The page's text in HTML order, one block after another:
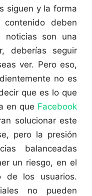
siguen y la forma
deben
noticias son una
deberías seguir
ver. Pero eso,
no es
que es lo que
en que Facebook
solucionar este
pero la presión
balanceadas
un riesgo, en el
de los usuarios.
no pueden